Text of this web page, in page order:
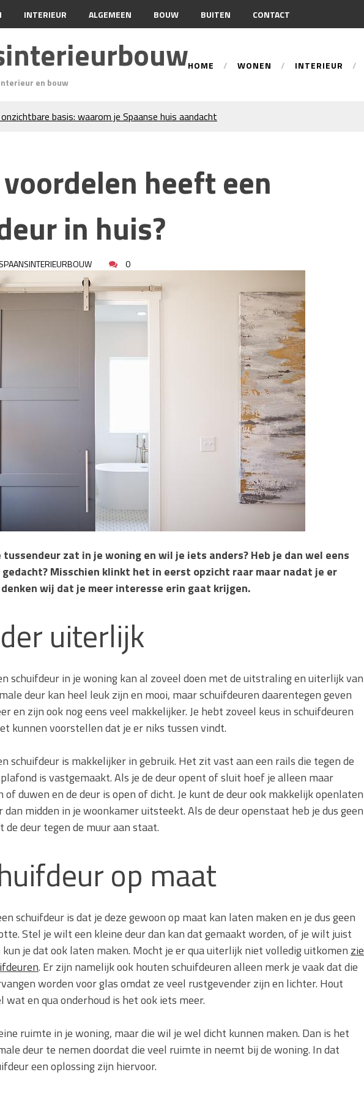
INTERIEUR ALGEMEEN BOUW BUITEN CONTACT
en bouw
HOME WONEN INTERIEUR
basis: waarom je Spaanse huis aandacht
let je op bij het kiezen van gevelreiniging?
voor kantoren: hoe werkt dat?
kopen of verkopen Noord-Holland
Presteert
technische eisen de basis vormen voor
ruimtes
kozijnen als onderdeel van een energierenovatie:
de overgang technisch vraagt
heeft een
in huis?
SPAANSINTERIEURBOUW 0
tussendeur zat in je woning en wil je iets anders? Heb je dan wel eens
Misschien klinkt het in eerst opzicht raar maar nadat je er
wij dat je meer interesse erin gaat krijgen.
uiterlijk
schuifdeur in je woning kan al zoveel doen met de uitstraling en uiterlijk van
deur kan heel leuk zijn en mooi, maar schuifdeuren daarentegen geven
en zijn ook nog eens veel makkelijker. Je hebt zoveel keus in schuifdeuren
kunnen voorstellen dat je er niks tussen vindt.
schuifdeur is makkelijker in gebruik. Het zit vast aan een rails die tegen de
is vastgemaakt. Als je de deur opent of sluit hoef je alleen maar
duwen en de deur is open of dicht. Je kunt de deur ook makkelijk openlaten
dan midden in je woonkamer uitsteekt. Als de deur openstaat heb je dus geen
deur tegen de muur aan staat.
op maat
schuifdeur is dat je deze gewoon op maat kan laten maken en je dus geen
Stel je wilt een kleine deur dan kan dat gemaakt worden, of je wilt juist
je dat ook laten maken. Mocht je er qua uiterlijk niet volledig uitkomen zie
. Er zijn namelijk ook houten schuifdeuren alleen merk je vaak dat die
worden voor glas omdat ze veel rustgevender zijn en lichter. Hout
wat en qua onderhoud is het ook iets meer.
ruimte in je woning, maar die wil je wel dicht kunnen maken. Dan is het
deur te nemen doordat die veel ruimte in neemt bij de woning. In dat
een oplossing zijn hiervoor.